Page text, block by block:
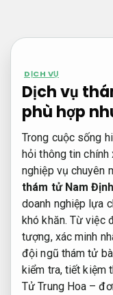
nội
DỊCH VỤ
Dịch vụ
phù hợp
Trong cuộc sống
hỏi thông tin
nghiệp vụ chuyên
thám tử Nam Định
doanh nghiệp lựa
khó khăn. Từ việc
tượng, xác minh
đội ngũ thám tử
kiểm tra, tiết kiệm
Tử Trung Hoa –